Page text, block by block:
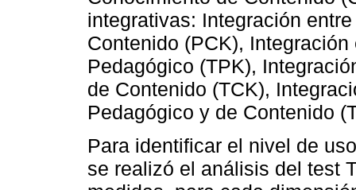
integrativas: Integración
Contenido (PCK),
Pedagógico (TPK),
de Contenido (TCK),
Pedagógico y de Contenido
Para identificar el nivel de
se realizó el análisis del test